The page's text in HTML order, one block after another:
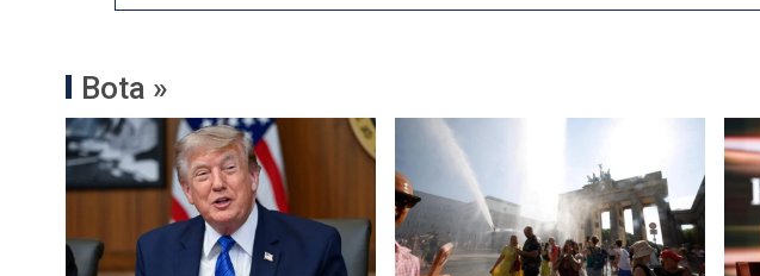
Bota »